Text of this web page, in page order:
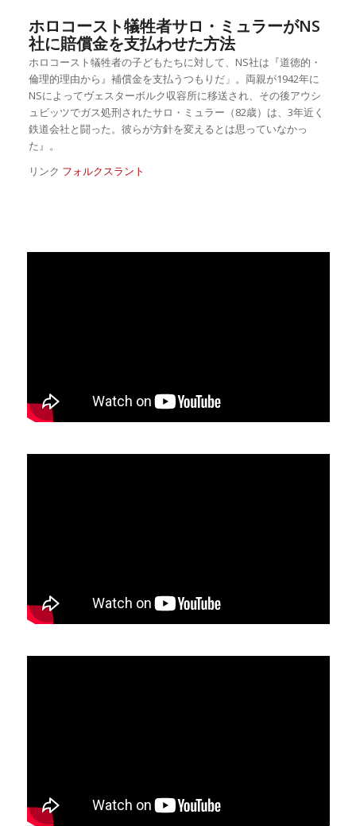
ホロコースト犠牲者サロ・ミュラーがNS
社に賠償金を支払わせた方法
ホロコースト犠牲者の子どもたちに対して、NS社は『道徳的・
倫理的理由から』補償金を支払うつもりだ」。両親が1942年に
NSによってヴェスターボルク収容所に移送され、その後アウシ
ュビッツでガス処刑されたサロ・ミュラー（82歳）は、3年近く
鉄道会社と闘った。彼らが方針を変えるとは思っていなかっ
た』。
リンク フォルクスラント